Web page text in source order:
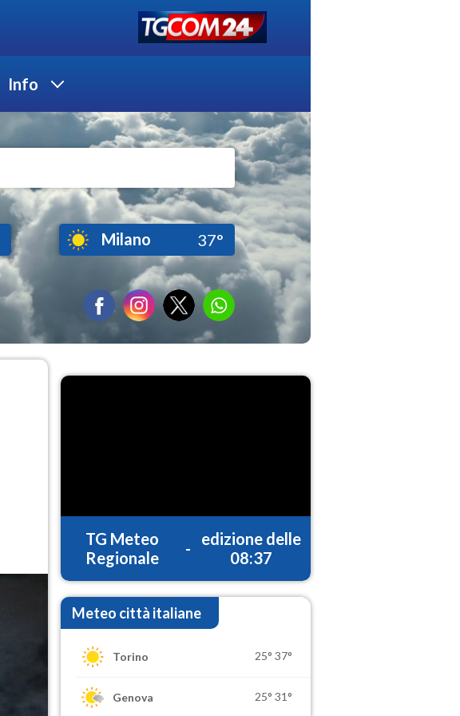
Info
Milano 37°
TG Meteo
Regionale
-
edizione delle
08:37
Meteo città italiane
Torino 25° 37°
Genova 25° 31°